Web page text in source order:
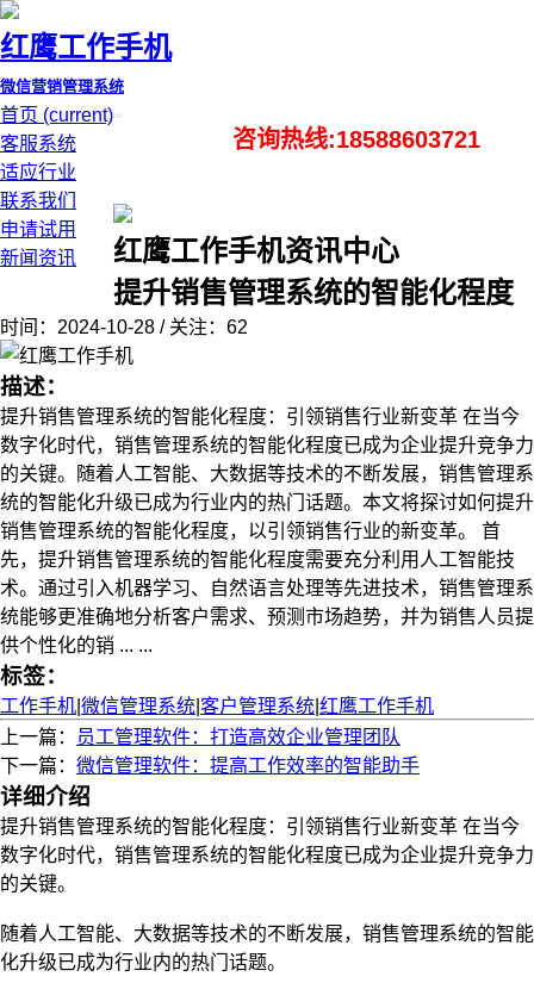
红鹰工作手机
微信营销管理系统
首页 (current)
客服系统
适应行业
联系我们
申请试用
新闻资讯
咨询热线:18588603721
红鹰工作手机资讯中心
提升销售管理系统的智能化程度
时间：2024-10-28 / 关注：62
描述：
提升销售管理系统的智能化程度：引领销售行业新变革 在当今
数字化时代，销售管理系统的智能化程度已成为企业提升竞争力
的关键。随着人工智能、大数据等技术的不断发展，销售管理系
统的智能化升级已成为行业内的热门话题。本文将探讨如何提升
销售管理系统的智能化程度，以引领销售行业的新变革。 首
先，提升销售管理系统的智能化程度需要充分利用人工智能技
术。通过引入机器学习、自然语言处理等先进技术，销售管理系
统能够更准确地分析客户需求、预测市场趋势，并为销售人员提
供个性化的销 ... ...
标签：
工作手机 微信管理系统 客户管理系统 红鹰工作手机
上一篇：
员工管理软件：打造高效企业管理团队
下一篇： 微信管理软件：提高工作效率的智能助手
详细介绍
提升销售管理系统的智能化程度：引领销售行业新变革 在当今
数字化时代，销售管理系统的智能化程度已成为企业提升竞争力
的关键。
随着人工智能、大数据等技术的不断发展，销售管理系统的智能
化升级已成为行业内的热门话题。